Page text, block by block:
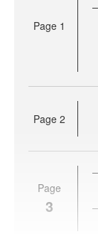
Page 1
Page 2
Page
3